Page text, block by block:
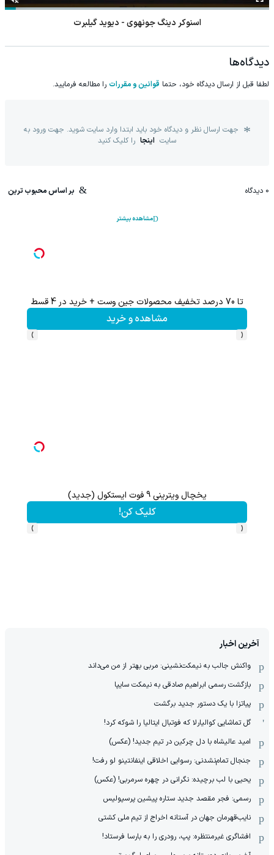
اسنوکر دینگ جونهوی - دیوید گیلبرت
دیدگاه‌ها
لطفا قبل از ارسال دیدگاه خود، حتما قوانین و مقررات را مطالعه فرمایید.
جهت ارسال نظر و دیدگاه خود باید ابتدا وارد سایت شوید. جهت ورود به
سایت اینجا را کلیک کنید
0 دیدگاه بر اساس محبوب ترین
مشاهده بیشتر
تا 70 درصد تخفیف محصولات جین وست + خرید در 4 قسط
مشاهده و خرید
‹
›
یخچال ویترینی 9 فوت ایستکول (جدید)
کلیک کن!
‹
›
آخرین اخبار
واکنش جالب به نیمکت‌نشینی: مربی بهتر از من می‌داند
بازگشت رسمی ابراهیم صادقی به نیمکت سایپا
پیاتزا با یک دستور جدید برگشت
گل تماشایی کوالیارلا که فوتبال ایتالیا را شوکه کرد!
امید عالیشاه با دل چرکین در تیم جدید! (عکس)
جنجال تمام‌نشدنی:‌ رسوایی اخلاقی اینفانتینو لو رفت!
یحیی با لب برچیده: نگرانی در چهره سرمربی! (عکس)
رسمی: فجر مقصد جدید ستاره پیشین پرسپولیس
نایب‌قهرمان جهان در آستانه اخراج از تیم ملی کشتی
افشاگری غیرمنتظره: پپ، رودری را به بارسا فرستاد!